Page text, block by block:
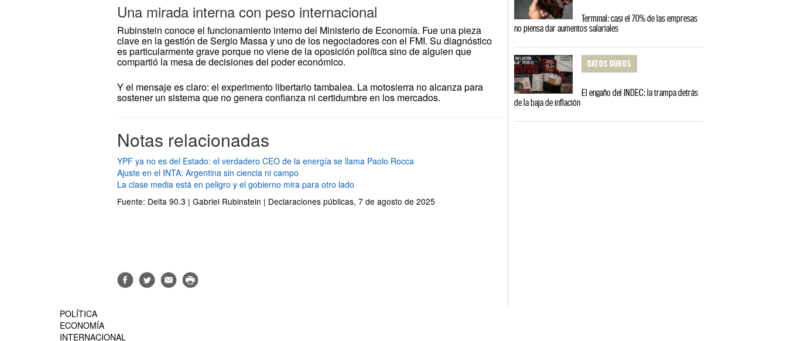
Una mirada interna con peso internacional
Rubinstein conoce el funcionamiento interno del Ministerio de Economía. Fue una pieza
clave en la gestión de Sergio Massa y uno de los negociadores con el FMI. Su diagnóstico
es particularmente grave porque no viene de la oposición política sino de alguien que
compartió la mesa de decisiones del poder económico.
Y el mensaje es claro: el experimento libertario tambalea. La motosierra no alcanza para
sostener un sistema que no genera confianza ni certidumbre en los mercados.
Notas relacionadas
YPF ya no es del Estado: el verdadero CEO de la energía se llama Paolo Rocca
Ajuste en el INTA: Argentina sin ciencia ni campo
La clase media está en peligro y el gobierno mira para otro lado
Fuente: Delta 90.3 | Gabriel Rubinstein | Declaraciones públicas, 7 de agosto de 2025
Terminal: casi el 70% de las empresas
no piensa dar aumentos salariales
DATOS DUROS
El engaño del INDEC: la trampa detrás
de la baja de inflación
POLÍTICA
ECONOMÍA
INTERNACIONAL